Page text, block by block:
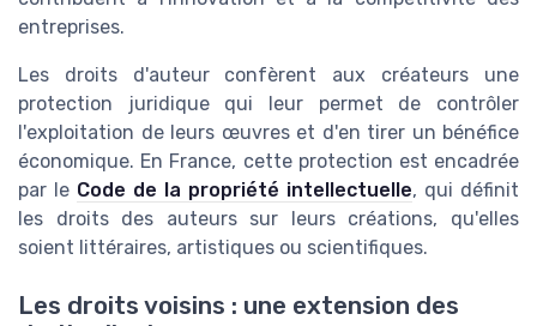
entreprises.
Les droits d'auteur confèrent aux créateurs une
protection juridique qui leur permet de contrôler
l'exploitation de leurs œuvres et d'en tirer un bénéfice
économique. En France, cette protection est encadrée
par le Code de la propriété intellectuelle, qui définit
les droits des auteurs sur leurs créations, qu'elles
soient littéraires, artistiques ou scientifiques.
Les droits voisins : une extension des